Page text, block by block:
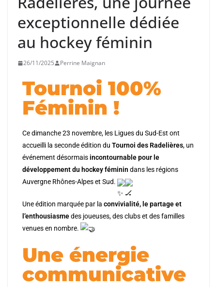
exceptionnelle dédiée
au hockey féminin
26/11/2025 Perrine Maignan
Tournoi 100%
Féminin !
Ce dimanche 23 novembre, les Ligues du Sud-Est ont
accueilli la seconde édition du Tournoi des Radelières, un
événement désormaisincontournable pour le
développement du hockey féminin dans les régions
Auvergne Rhônes-Alpes et Sud.
Une édition marquée par la convivialité, le partage et
l’enthousiasmedes joueuses, des clubs et des familles
venues en nombre.
Une énergie
communicative